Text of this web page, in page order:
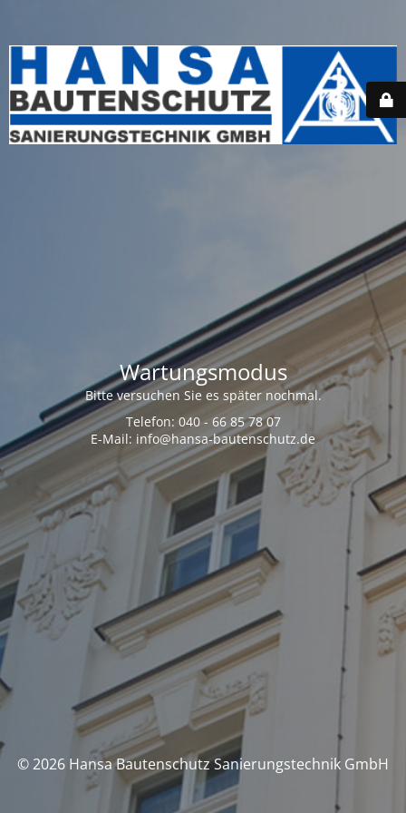
Wartungsmodus
Bitte versuchen Sie es später nochmal.
Telefon: 040 - 66 85 78 07
E-Mail: info@hansa-bautenschutz.de
© 2026 Hansa Bautenschutz Sanierungstechnik GmbH